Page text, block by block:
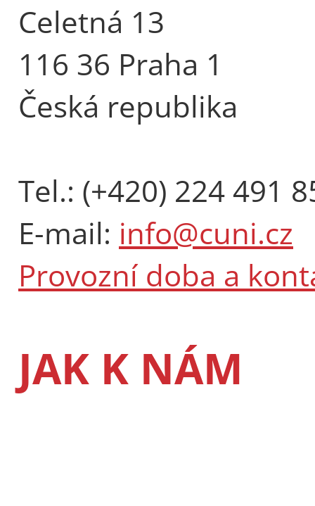
Celetná 13
116 36 Praha 1
Česká republika
Tel.: (+420) 224 491
E-mail: info@cuni.cz
Provozní doba a
JAK K NÁM